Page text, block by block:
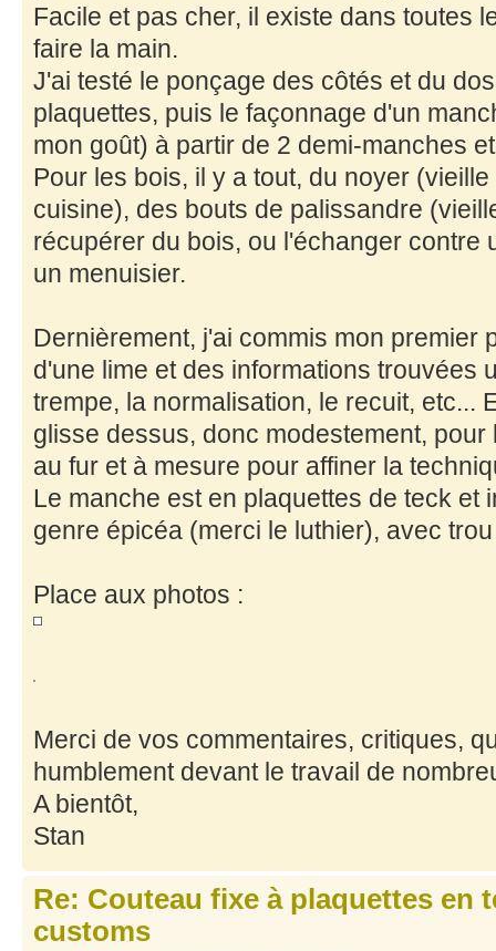
Facile et pas cher, il existe dans toutes
faire la main.
J'ai testé le ponçage des côtés et du
plaquettes, puis le façonnage d'un
mon goût) à partir de 2 demi-manches
Pour les bois, il y a tout, du noyer
cuisine), des bouts de palissandre
récupérer du bois, ou l'échanger contre
un menuisier.
Dernièrement, j'ai commis mon premier
d'une lime et des informations trouvées
trempe, la normalisation, le recuit, etc...
glisse dessus, donc modestement,
au fur et à mesure pour affiner la
Le manche est en plaquettes de teck et
genre épicéa (merci le luthier), avec
Place aux photos :
Merci de vos commentaires, critiques,
humblement devant le travail de
A bientôt,
Stan
Re: Couteau fixe à plaquettes en
customs